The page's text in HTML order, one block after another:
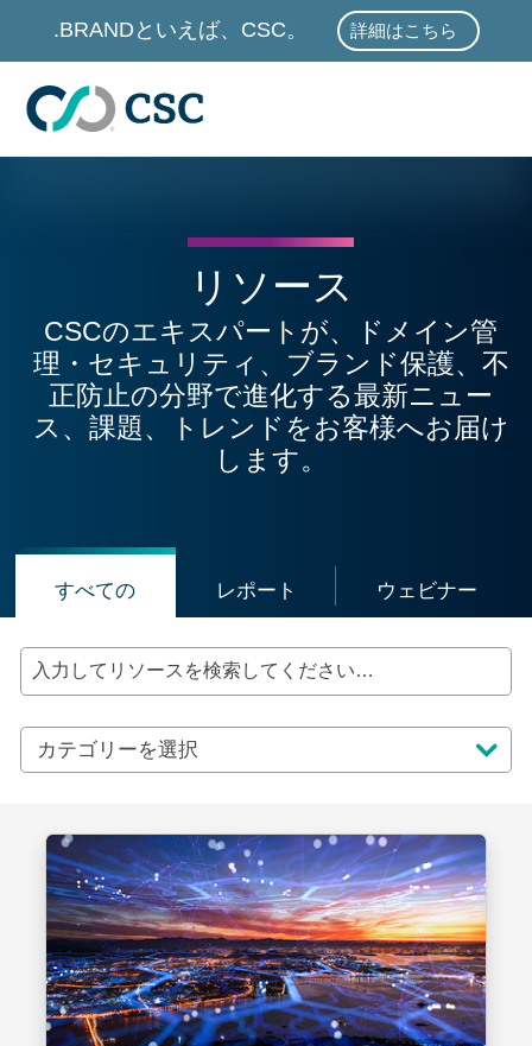
メインコンテンツに進む
.BRANDといえば、CSC。 詳細はこちら
.BRANDといえば、
リソース
CSCのエキスパートが、ドメイン管
理・セキュリティ、ブランド保護、不
正防止の分野で進化する最新ニュー
ス、課題、トレンドをお客様へお届け
します。
すべてのクリックしてすべてのリソースをご覧いただけ
レポートクリックしてレポートとガイ
ウェビナー
クリック
入力してリソースを検索してください…